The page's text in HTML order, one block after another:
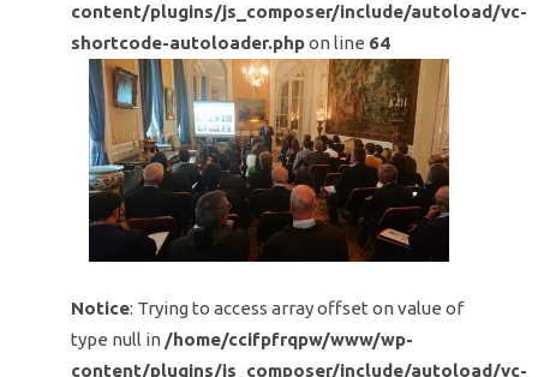
content/plugins/js_composer/include/autoload/vc-
shortcode-autoloader.phpon line 64
Notice: Trying to access array offset on value of
type null in /home/ccifpfrqpw/www/wp-
content/plugins/js_composer/include/autoload/vc-